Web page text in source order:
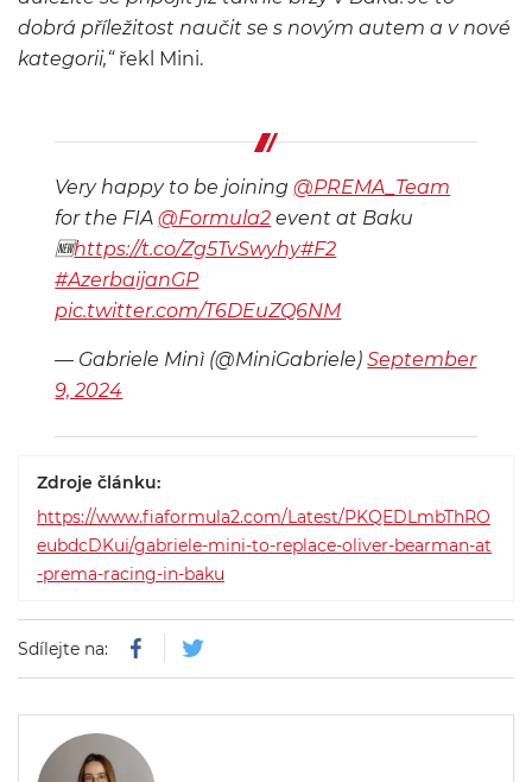
dobrá příležitost naučit se s novým autem a v nové
kategorii,“ řekl Mini.
Very happy to be joining@PREMA_Team
for the FIA@Formula2 event at Baku
🆕️https://t.co/Zg5TvSwyhy#F2
#AzerbaijanGP
pic.twitter.com/T6DEuZQ6NM
— Gabriele Minì (@MiniGabriele)September
9, 2024
Zdroje článku:
https://www.fiaformula2.com/Latest/PKQEDLmbThRO
eubdcDKui/gabriele-mini-to-replace-oliver-bearman-at
-prema-racing-in-baku
Sdílejte na: